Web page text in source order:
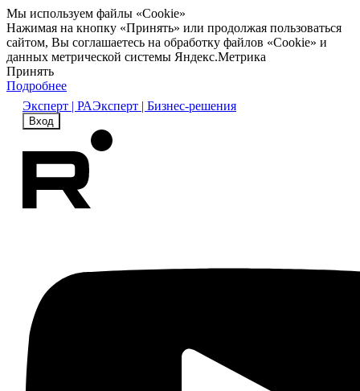
Мы используем файлы «Cookie»
Нажимая на кнопку «Принять» или продолжая пользоваться
сайтом, Вы соглашаетесь на обработку файлов «Cookie» и
данных метрической системы Яндекс.Метрика
Принять
Подробнее
Эксперт | РАЭксперт | Бизнес-решения
Вход